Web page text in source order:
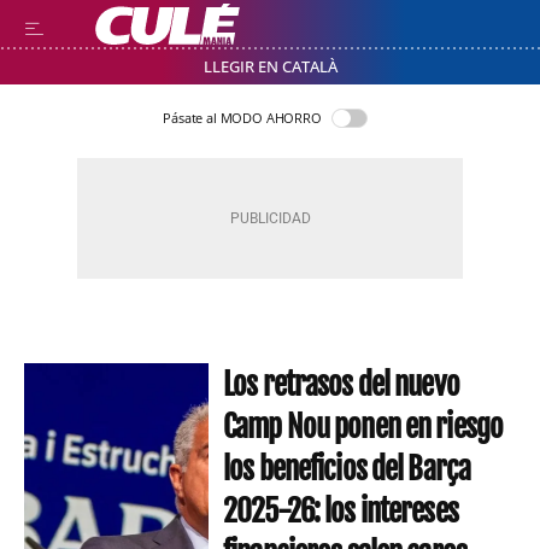
LLEGIR EN CATALÀ
Pásate al MODO AHORRO
Los retrasos del nuevo
Camp Nou ponen en riesgo
los beneficios del Barça
2025-26: los intereses